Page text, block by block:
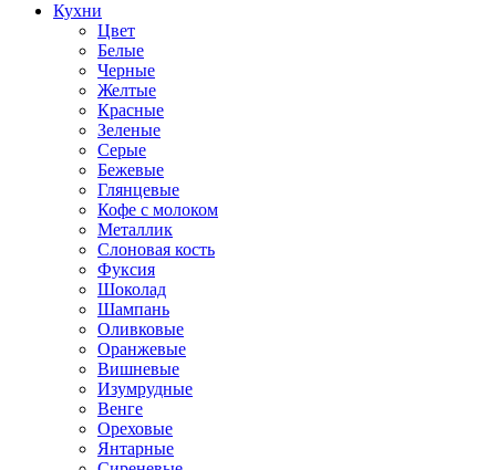
Кухни
Цвет
Белые
Черные
Желтые
Красные
Зеленые
Серые
Бежевые
Глянцевые
Кофе с молоком
Металлик
Слоновая кость
Фуксия
Шоколад
Шампань
Оливковые
Оранжевые
Вишневые
Изумрудные
Венге
Ореховые
Янтарные